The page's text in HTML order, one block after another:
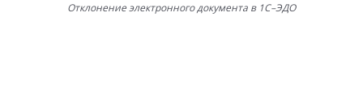
Отклонение электронного документа в 1С–ЭДО